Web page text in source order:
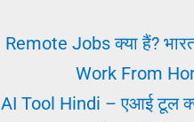
न्यूज़
में
Remote Jobs क्या हैं?
Work From
AI Tool Hindi – एआई टूल